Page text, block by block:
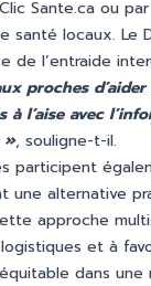
Clic Sante.ca ou
santé locaux. Le
de l’entraide
proches
l’aise avec
», souligne-t-il.
participent
une alternative
approche
et à
dans une